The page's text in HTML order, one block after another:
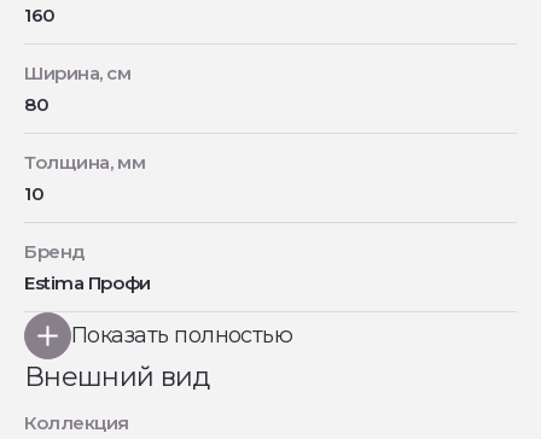
160
Ширина, см
80
Толщина, мм
10
Бренд
Estima Профи
Показать полностью
Внешний вид
Коллекция